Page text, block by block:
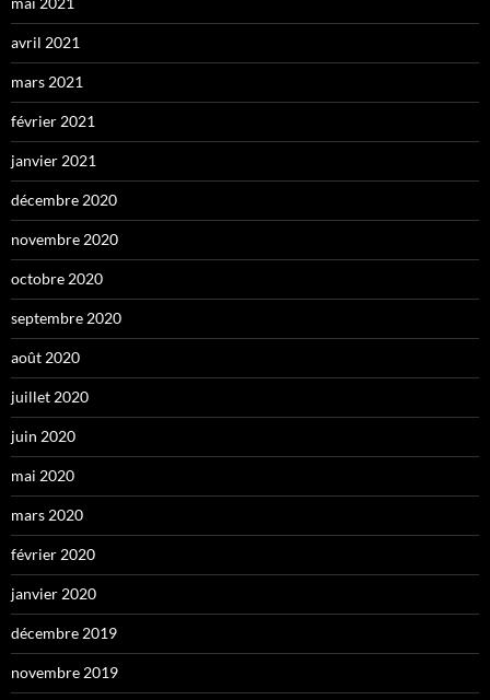
avril 2021
mars 2021
février 2021
janvier 2021
décembre 2020
novembre 2020
octobre 2020
septembre 2020
août 2020
juillet 2020
juin 2020
mai 2020
mars 2020
février 2020
janvier 2020
décembre 2019
novembre 2019